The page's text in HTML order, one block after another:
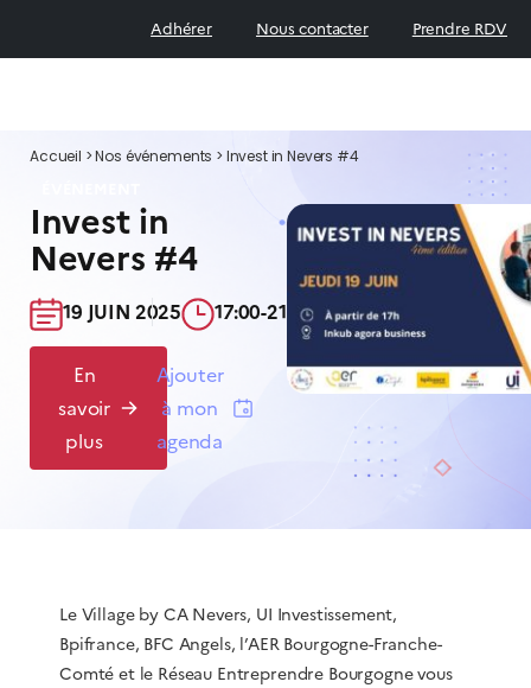
Adhérer Nous contacter Prendre RDV
Accueil >Nos événements > Invest in Nevers #4
Invest in
Nevers #4
19 JUIN 2025​ 17:00-21:00​
En
savoir
plus
Ajouter
à mon
agenda
Le Village by CA Nevers, UI Investissement,
Bpifrance, BFC Angels, l’AER Bourgogne-Franche-
Comté et le Réseau Entreprendre Bourgogne vous